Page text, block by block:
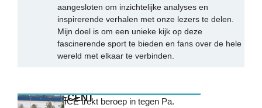
aangesloten om inzichtelijke analyses en
inspirerende verhalen met onze lezers te delen.
Mijn doel is om een unieke kijk op deze
fascinerende sport te bieden en fans over de hele
wereld met elkaar te verbinden.
MEEST RECENTICE trekt beroep in tegen Pa.